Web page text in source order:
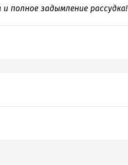
и полное задымление рассудка!